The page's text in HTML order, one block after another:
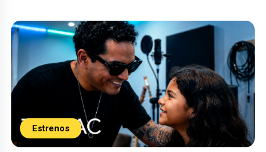
Estrenos